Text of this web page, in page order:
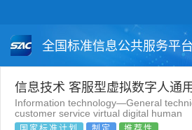
全国标准信息公共服务平台
国家标准 行业标准
团体标准 企业标准
信息技术 客服型虚拟数字人通
Information technology—General
customer service virtual digital human